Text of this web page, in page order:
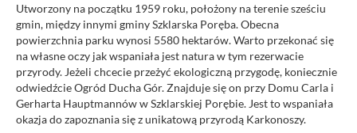
Utworzony na początku 1959 roku, położony na terenie sześciu
gmin, między innymi gminy Szklarska Poręba. Obecna
powierzchnia parku wynosi 5580 hektarów. Warto przekonać się
na własne oczy jak wspaniała jest natura w tym rezerwacie
przyrody. Jeżeli chcecie przeżyć ekologiczną przygodę, koniecznie
odwiedźcie Ogród Ducha Gór. Znajduje się on przy Domu Carla i
Gerharta Hauptmannów w Szklarskiej Porębie. Jest to wspaniała
okazja do zapoznania się z unikatową przyrodą Karkonoszy.